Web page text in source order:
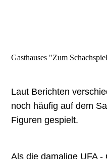
Gasthauses "Zum
Laut Berichten
noch häufig auf dem
Figuren gespielt.
Als die damalige UFA